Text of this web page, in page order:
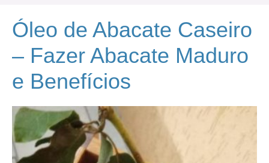
Óleo de Abacate Caseiro
– Fazer Abacate Maduro
e Benefícios